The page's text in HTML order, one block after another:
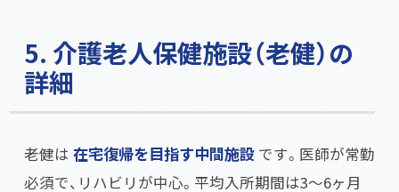
5. 介護老人保健施設（老健）の
詳細
老健は 在宅復帰を目指す中間施設 です。医師が常勤
必須で、リハビリが中心。平均入所期間は3〜6ヶ月